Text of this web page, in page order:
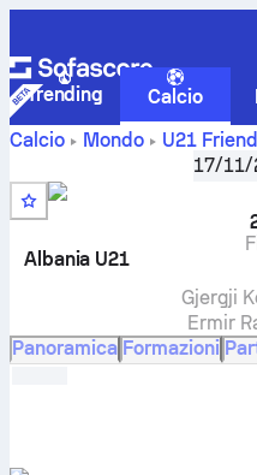
Trending Calcio
Calcio
Mondo U21
risultati in
previsioni
17/11/
Albania U21
Gjergji
Ermir
Panoramica Formazioni